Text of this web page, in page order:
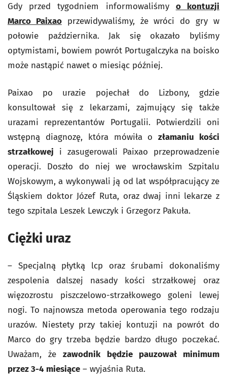
Gdy przed tygodniem informowaliśmy o kontuzji
Marco Paixaoprzewidywaliśmy, że wróci do gry w
połowie października. Jak się okazało byliśmy
optymistami, bowiem powrót Portugalczyka na boisko
może nastąpić nawet o miesiąc później.
Paixao po urazie pojechał do Lizbony, gdzie
konsultował się z lekarzami, zajmujący się także
urazami reprezentantów Portugalii. Potwierdzili oni
wstępną diagnozę, która mówiła ozłamaniu kości
strzałkowej i zasugerowali Paixao przeprowadzenie
operacji. Doszło do niej we wrocławskim Szpitalu
Wojskowym, a wykonywali ją od lat współpracujący ze
Śląskiem doktor Józef Ruta, oraz dwaj inni lekarze z
tego szpitala Leszek Lewczyk i Grzegorz Pakuła.
Ciężki uraz
– Specjalną płytką lcp oraz śrubami dokonaliśmy
zespolenia dalszej nasady kości strzałkowej oraz
więzozrostu piszczelowo-strzałkowego goleni lewej
nogi. To najnowsza metoda operowania tego rodzaju
urazów. Niestety przy takiej kontuzji na powrót do
Marco do gry trzeba będzie bardzo długo poczekać.
Uważam, żezawodnik będzie pauzował minimum
przez 3-4 miesiące – wyjaśnia Ruta.